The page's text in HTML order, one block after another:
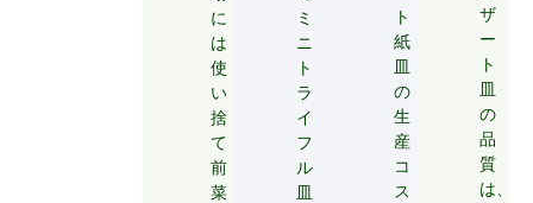
に
は
使
い
捨
て
前
菜
ミ
ニ
ト
ラ
イ
フ
ル
皿
ト
紙
皿
の
生
産
コ
ス
ザ
ー
ト
皿
の
品
質
は、